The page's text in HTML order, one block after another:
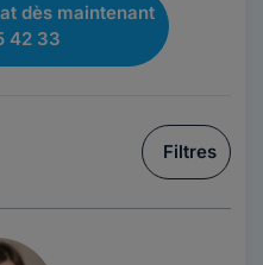
dès maintenant
42 33
Filtres